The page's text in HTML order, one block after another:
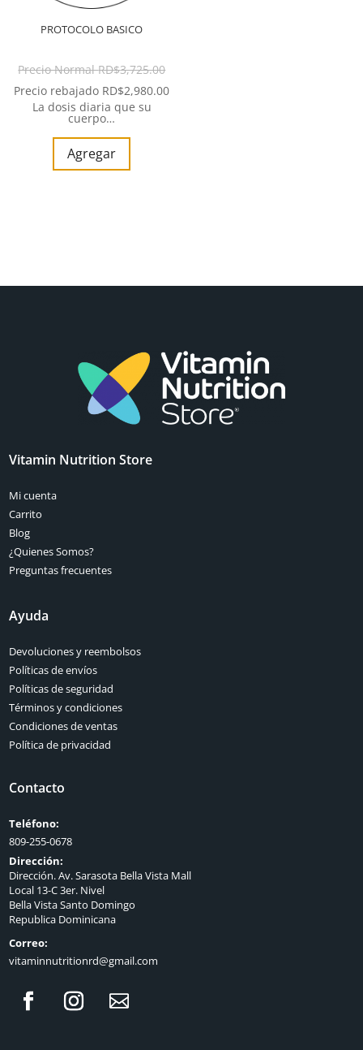
PROTOCOLO BASICO
Precio NormalRD$3,725.00
Precio rebajado RD$2,980.00
La dosis diaria que su
cuerpo…
Agregar
Vitamin Nutrition Store
Mi cuenta
Carrito
Blog
¿Quienes Somos?
Preguntas frecuentes
Ayuda
Devoluciones y reembolsos
Políticas de envíos
Políticas de seguridad
Términos y condiciones
Condiciones de ventas
Política de privacidad
Contacto
Teléfono:
809-255-0678
Dirección:
Dirección. Av. Sarasota Bella Vista Mall
Local 13-C 3er. Nivel
Bella Vista Santo Domingo
Republica Dominicana
Correo:
vitaminnutritionrd@gmail.com